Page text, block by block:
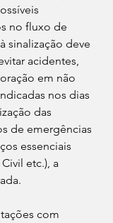
no fluxo de
sinalização deve
acidentes,
em não
nos dias
das
de emergências
essenciais
etc.), a
com